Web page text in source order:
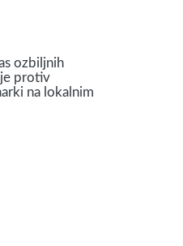
ozbiljnih
protiv
na lokalnim